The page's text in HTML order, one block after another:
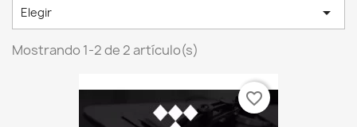
Elegir 
Mostrando 1-2 de 2 artículo(s)
favorite_border